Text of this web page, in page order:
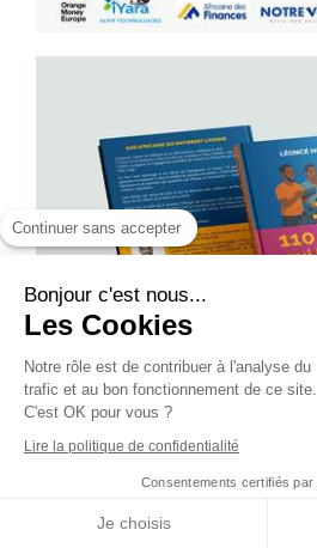
Continuer sans accepter
Bonjour c'est nous...
Les Cookies
Notre rôle est de contribuer à l'analyse du
trafic et au bon fonctionnement de ce site.
C'est OK pour vous ?
Lire la politique de confidentialité
Consentements certifiés par
Je choisis